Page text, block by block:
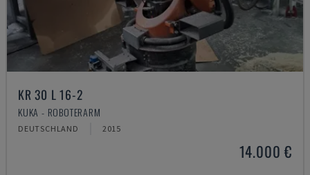
KR 30 L 16-2
KUKA - ROBOTERARM
DEUTSCHLAND 2015
14.000 €